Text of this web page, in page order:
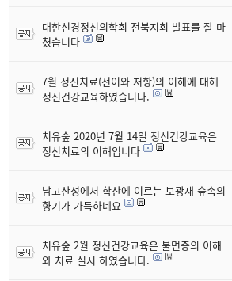
대한신경정신의학회 전북지회 발표를 잘 마
쳤습니다
7월 정신치료(전이와 저항)의 이해에 대해
정신건강교육하였습니다.
치유숲 2020년 7월 14일 정신건강교육은
정신치료의 이해입니다
남고산성에서 학산에 이르는 보광재 숲속의
향기가 가득하네요
치유숲 2월 정신건강교육은 불면증의 이해
와 치료 실시 하였습니다.